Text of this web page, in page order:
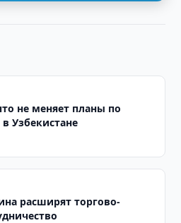
не меняет планы по
Узбекистане
расширят торгово-